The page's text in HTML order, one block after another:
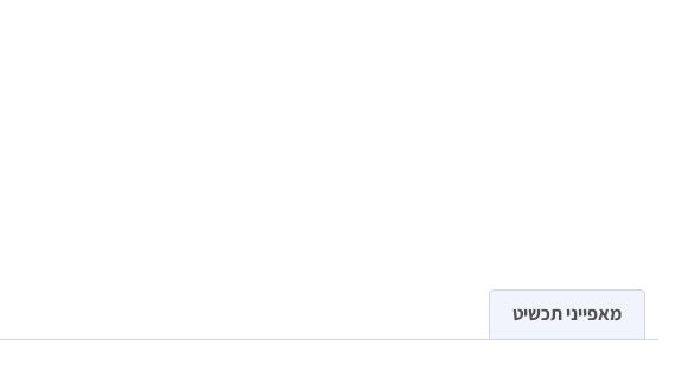
מאפייני תכשיט